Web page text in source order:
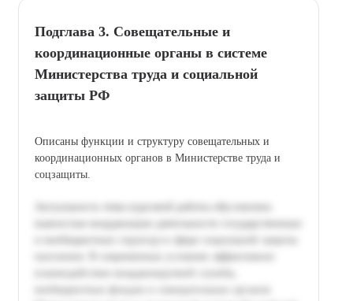
Подглава 3. Совещательные и
координационные органы в системе
Министерства труда и социальной
защиты РФ
Описаны функции и структуру совещательных и
координационных органов в Министерстве труда и
соцзащиты.